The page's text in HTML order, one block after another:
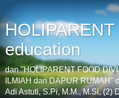
education
dan "HOLIPARENT FOOD
ILMIAH dari DAPUR RUMAH"
Adi Astuti, S.Pi, M.M., M.Si, (2)